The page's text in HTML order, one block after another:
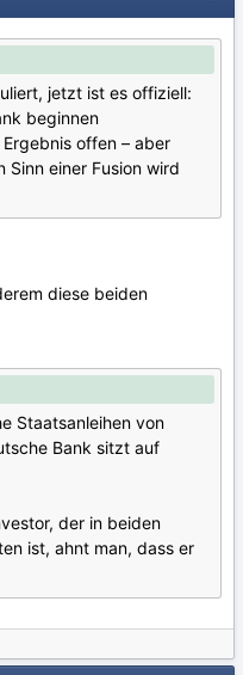
jetzt ist es offiziell:
beginnen
offen – aber
Sinn einer Fusion wird
diese beiden
Staatsanleihen von
Bank sitzt auf
der in beiden
ist, ahnt man, dass er